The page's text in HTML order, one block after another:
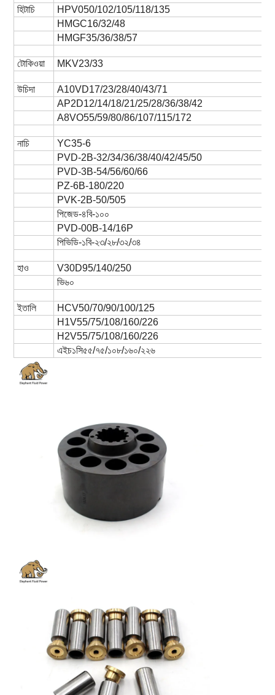
হিটাচি
HPV050/102/105/118/135
HMGC16/32/48
HMGF35/36/38/57
টোকিওয়া MKV23/33
উচিদা
A10VD17/23/28/40/43/71
AP2D12/14/18/21/25/28/36/38/42
A8VO55/59/80/86/107/115/172
নাচি
YC35-6
PVD-2B-32/34/36/38/40/42/45/50
PVD-3B-54/56/60/66
PZ-6B-180/220
PVK-2B-50/505
পিজেড-৪বি-১০০
PVD-00B-14/16P
পিভিডি-১বি-২৩/২৮/৩২/৩৪
হাও
V30D95/140/250
ভি৬০
ইতালি
HCV50/70/90/100/125
H1V55/75/108/160/226
H2V55/75/108/160/226
এইচ১সি৫৫/৭৫/১০৮/১৬০/২২৬